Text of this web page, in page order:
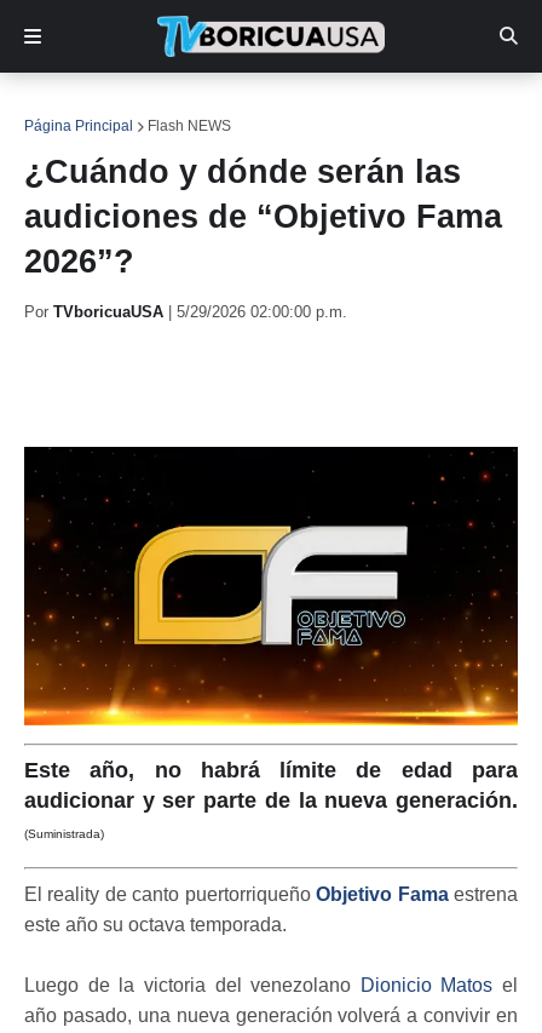
Página Principal Flash NEWS
¿Cuándo y dónde serán las
audiciones de “Objetivo Fama
2026”?
Por TVboricuaUSA 5/29/2026 02:00:00 p.m.
Este año, no habrá límite de edad para
audicionar y ser parte de la nueva generación.
(Suministrada)
El reality de canto puertorriqueñoObjetivo Famaestrena
este año su octava temporada.
Luego de la victoria del venezolano Dionicio Matos el
año pasado, una nueva generación volverá a convivir en